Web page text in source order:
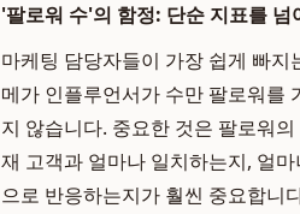
'팔로워 수'의 함정: 단순 지표를 넘
마케팅 담당자들이 가장 쉽게 빠
메가 인플루언서가 수만 팔로워를
지 않습니다. 중요한 것은 팔로워
재 고객과 얼마나 일치하는지, 얼
으로 반응하는지가 훨씬 중요합니